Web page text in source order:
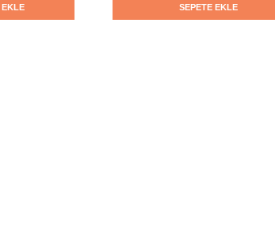
EKLE SEPETE EKLE